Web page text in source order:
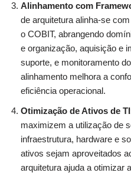
Alinhamento com
de arquitetura alinha-se
o COBIT, abrangendo
e organização, aquisição e
suporte, e monitoramento
alinhamento melhora a
eficiência operacional.
Otimização de Ativos de TI
maximizem a utilização de
infraestrutura, hardware e
ativos sejam aproveitados
arquitetura ajuda a otimizar